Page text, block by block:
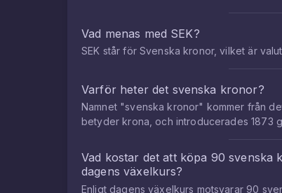
Vad menas med SEK?
SEK står för Svenska kronor, vilket är
Varför heter det svenska kronor?
Namnet "svenska kronor" kommer från
betyder krona, och introducerades 1873
Vad kostar det att köpa 90svenska
dagens växelkurs?
Enligt dagens växelkurs motsvarar 90